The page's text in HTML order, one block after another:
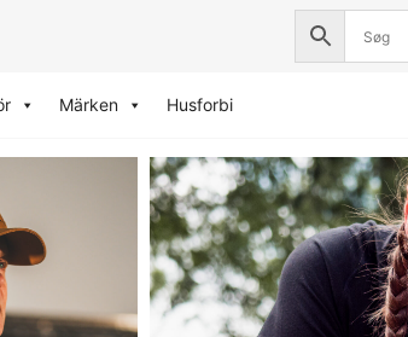
Märken Husforbi